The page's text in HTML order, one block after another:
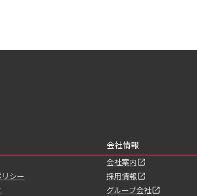
シー
会社情報
会社案内
採用情報
グループ会社